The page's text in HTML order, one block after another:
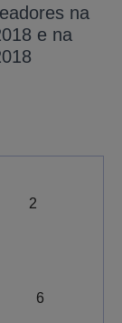
na
e na
2
6